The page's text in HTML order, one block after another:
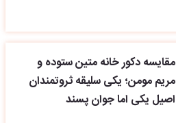
مقایسه دکور خانه متین ستوده و
مریم مومن؛ یکی سلیقه ثروتمندان
اصیل یکی اما جوان پسند